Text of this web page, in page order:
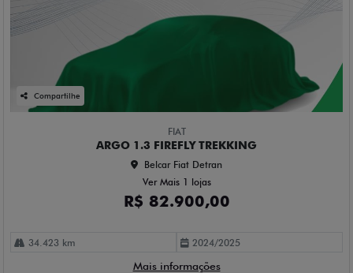
Compartilhe
FIAT
ARGO 1.3 FIREFLY TREKKING
Belcar Fiat Detran
Ver Mais 1 lojas
R$ 82.900,00
34.423 km 2024/2025
Mais informações